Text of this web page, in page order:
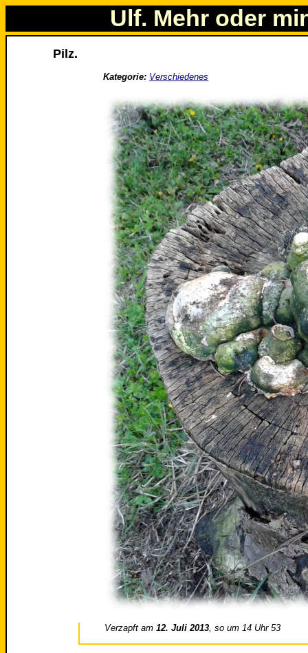
Ulf. Mehr oder
Pilz.
Kategorie: Verschiedenes
Verzapft am12. Juli 2013, so um 14 Uhr 53